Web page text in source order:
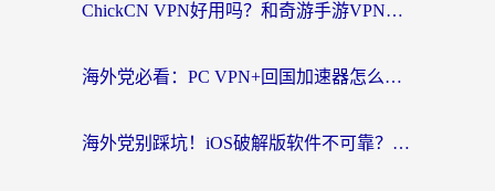
ChickCN VPN好用吗？和奇游手游VPN对比哪个回国效果更好？海外党亲测实用指南
海外党必看：PC VPN+回国加速器怎么选？无缝访问国内资源全攻略
海外党别踩坑！iOS破解版软件不可靠？教你选对回国加速器无缝看国内资源